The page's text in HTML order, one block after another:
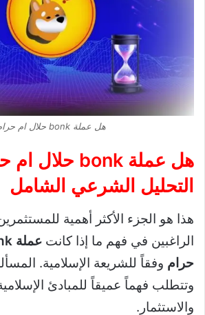
هل عملة bonk حلال ام حرام
هل عملة bonk حلال ام حرام
التحليل الشرعي الشامل
هذا هو الجزء الأكثر أهمية
الراغبين في فهم ما إذا كانت
حرام وفقاً للشريعة الإسلامية.
وتتطلب فهماً عميقاً للمبادئ
والاستثمار.